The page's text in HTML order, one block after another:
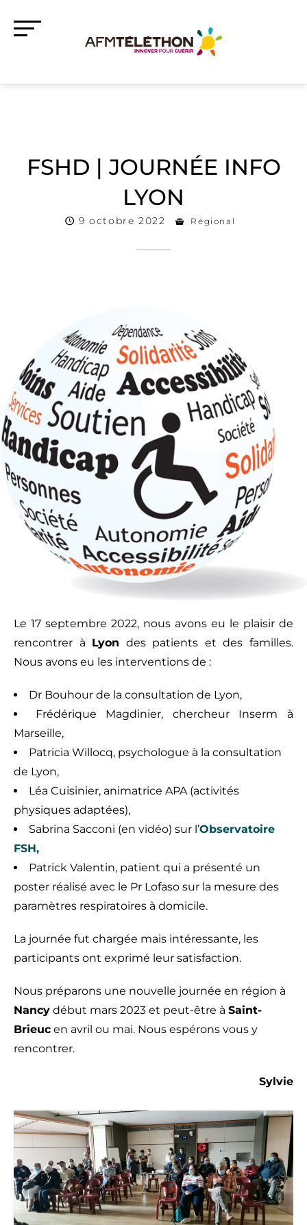
FSHD | JOURNÉE INFO
LYON
9 octobre 2022 Régional
Le 17 septembre 2022, nous avons eu le plaisir de
rencontrer à Lyon des patients et des familles.
Nous avons eu les interventions de :
Dr Bouhour de la consultation de Lyon,
Frédérique Magdinier, chercheur Inserm à
Marseille,
Patricia Willocq, psychologue à la consultation
de Lyon,
Léa Cuisinier, animatrice APA (activités
physiques adaptées),
Sabrina Sacconi (en vidéo) sur l’Observatoire
FSH,
Patrick Valentin, patient qui a présenté un
poster réalisé avec le Pr Lofaso sur la mesure des
paramètres respiratoires à domicile.
La journée fut chargée mais intéressante, les
participants ont exprimé leur satisfaction.
Nous préparons une nouvelle journée en région à
Nancy début mars 2023 et peut-être à Saint-
Brieuc en avril ou mai. Nous espérons vous y
rencontrer.
Sylvie